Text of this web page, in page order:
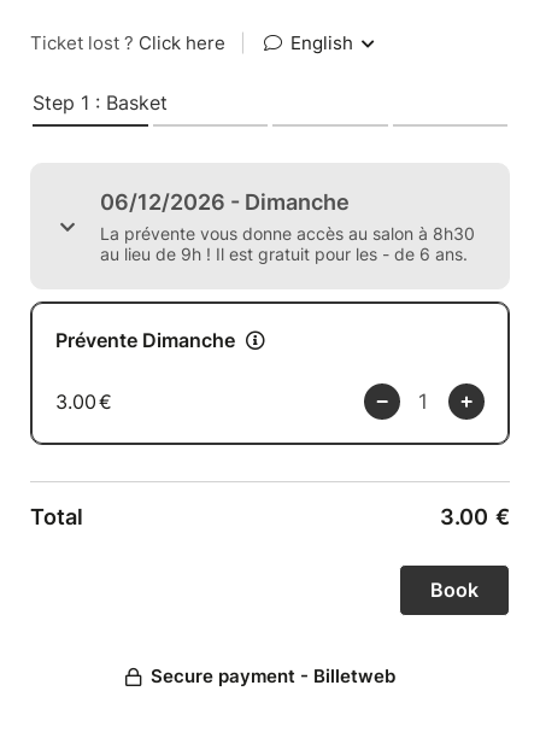
Ticket lost ? Click here English
Step 1 : Basket
06/12/2026 - Dimanche
La prévente vous donne accès au salon à 8h30
au lieu de 9h ! Il est gratuit pour les - de 6 ans.
Prévente Dimanche
3.00€
Total 3.00 €
Secure payment - Billetweb